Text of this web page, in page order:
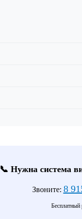
📞 Нужна система
Звоните: 8
Бесплатный